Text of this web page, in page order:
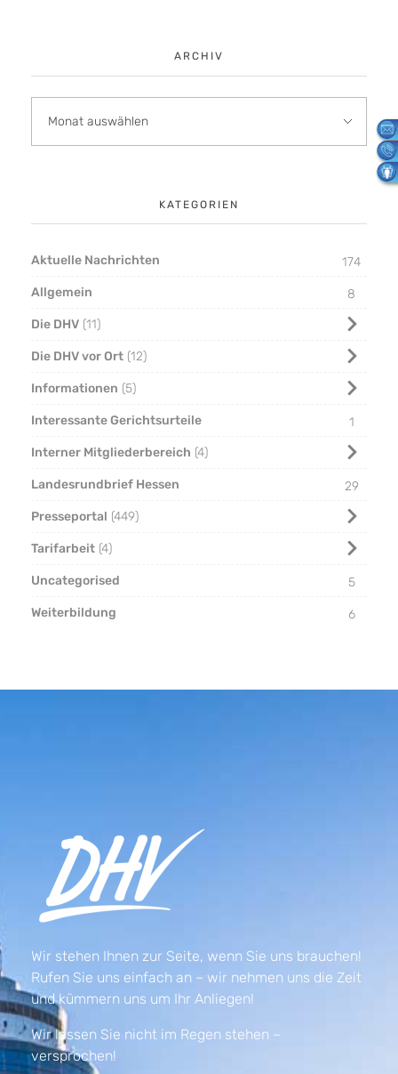
ARCHIV
KATEGORIEN
Aktuelle Nachrichten
174
Allgemein
8
Die DHV 11
Die DHV vor Ort 12
Informationen 5
Interessante Gerichtsurteile
1
Interner Mitgliederbereich 4
Landesrundbrief Hessen
29
Presseportal 449
Tarifarbeit 4
Uncategorised
5
Weiterbildung
6
Wir stehen Ihnen zur Seite, wenn Sie uns brauchen!
Rufen Sie uns einfach an – wir nehmen uns die Zeit
und kümmern uns um Ihr Anliegen!
Wir lassen Sie nicht im Regen stehen –
versprochen!